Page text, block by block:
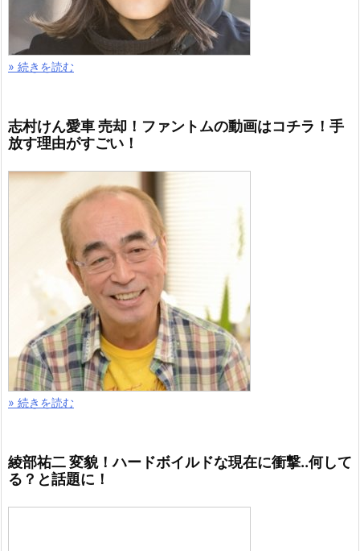
» 続きを読む
志村けん愛車 売却！ファントムの動画はコチラ！手
放す理由がすごい！
» 続きを読む
綾部祐二 変貌！ハードボイルドな現在に衝撃..何して
る？と話題に！